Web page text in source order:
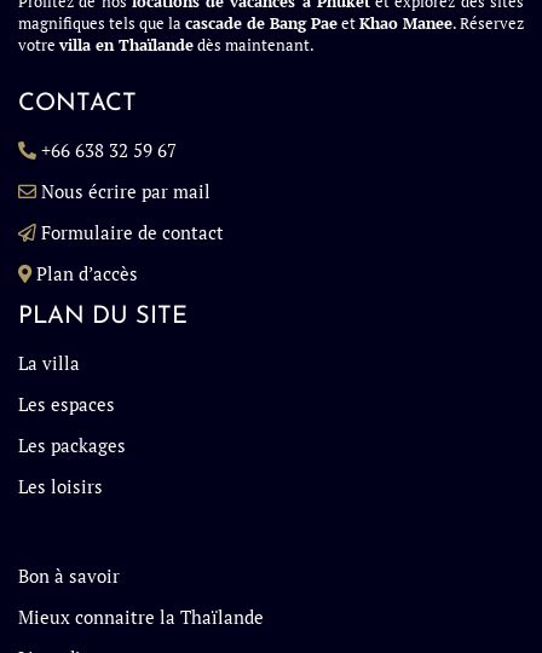
magnifiques tels que lacascade de Bang PaeetKhao Manee. Réservez
votrevilla en Thaïlandedès maintenant.
CONTACT
+66 638 32 59 67
Nous écrire par mail
Formulaire de contact
Plan d’accès
PLAN DU SITE
La villa
Les espaces
Les packages
Les loisirs
Bon à savoir
Mieux connaitre la Thaïlande